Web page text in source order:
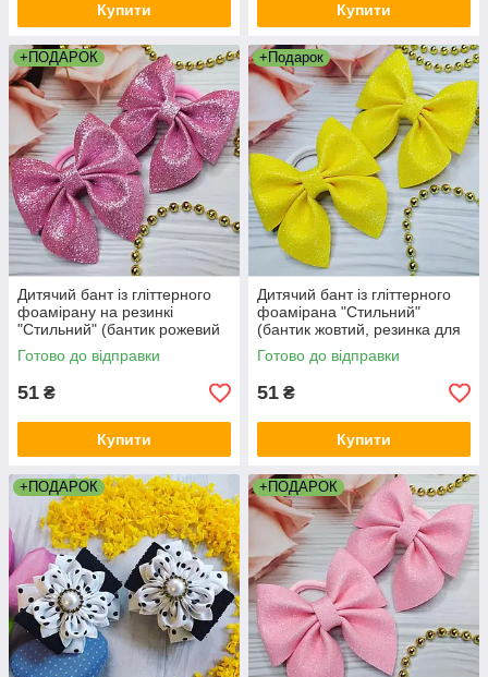
Купити Купити
+ПОДАРОК
Дитячий бант із гліттерного
фоамірану на резинкі
"Стильний" (бантик рожевий
на голову, резинка для
волосся)
Готово до відправки
51 ₴
Купити
+Подарок
Дитячий бант із гліттерного
фоамірана "Стильний"
(бантик жовтий, резинка для
волосся, бант на резинкі на
голову)
Готово до відправки
51 ₴
Купити
+ПОДАРОК +ПОДАРОК